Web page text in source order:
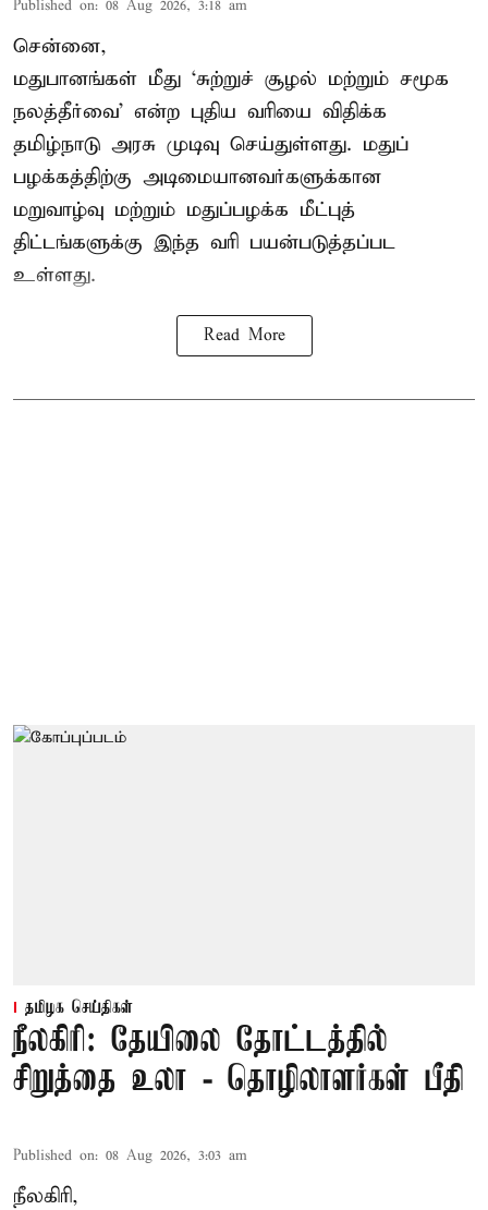
Published on: 08 Aug 2026, 3:18 am
சென்னை,
மதுபானங்கள் மீது ‘சுற்றுச் சூழல் மற்றும் சமூக
நலத்தீர்வை’ என்ற புதிய வரியை விதிக்க
தமிழ்நாடு அரசு முடிவு செய்துள்ளது. மதுப்
பழக்கத்திற்கு அடிமையானவர்களுக்கான
மறுவாழ்வு மற்றும் மதுப்பழக்க மீட்புத்
திட்டங்களுக்கு இந்த வரி பயன்படுத்தப்பட
உள்ளது.
Read More
தமிழக செய்திகள்
நீலகிரி: தேயிலை தோட்டத்தில்
சிறுத்தை உலா - தொழிலாளர்கள் பீதி
Published on: 08 Aug 2026, 3:03 am
நீலகிரி,